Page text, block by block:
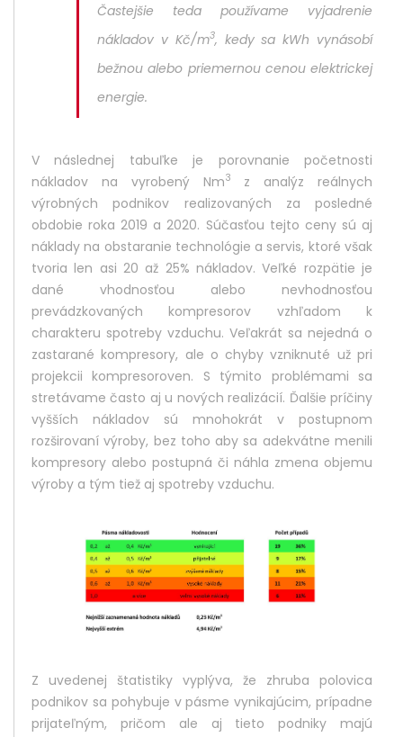
Častejšie teda používame vyjadrenie
nákladov v Kč/m3, kedy sa kWh vynásobí
bežnou alebo priemernou cenou elektrickej
energie.
V následnej tabuľke je porovnanie početnosti
nákladov na vyrobený Nm3
z analýz reálnych
výrobných podnikov realizovaných za posledné
obdobie roka 2019 a 2020. Súčasťou tejto ceny sú aj
náklady na obstaranie technológie a servis, ktoré však
tvoria len asi 20 až 25% nákladov. Veľké rozpätie je
dané vhodnosťou alebo nevhodnosťou
prevádzkovaných kompresorov vzhľadom k
charakteru spotreby vzduchu. Veľakrát sa nejedná o
zastarané kompresory, ale o chyby vzniknuté už pri
projekcii kompresoroven. S týmito problémami sa
stretávame často aj u nových realizácií. Ďalšie príčiny
vyšších nákladov sú mnohokrát v postupnom
rozširovaní výroby, bez toho aby sa adekvátne menili
kompresory alebo postupná či náhla zmena objemu
výroby a tým tiež aj spotreby vzduchu.
Z uvedenej štatistiky vyplýva, že zhruba polovica
podnikov sa pohybuje v pásme vynikajúcim, prípadne
prijateľným, pričom ale aj tieto podniky majú